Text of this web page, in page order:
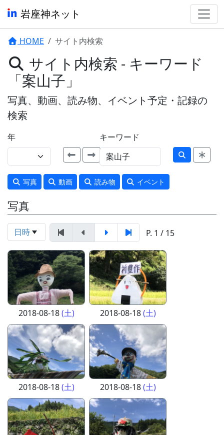
岩座神ネット
HOME サイト内検索
サイト内検索 - キーワード
「案山子」
写真、動画、読み物、イベント予定・記録の
検索
年 キーワード
写真 動画 読み物 イベント
写真
日時 P. 1 / 15
2018-08-18(土) 2018-08-18(土)
2018-08-18(土) 2018-08-18(土)